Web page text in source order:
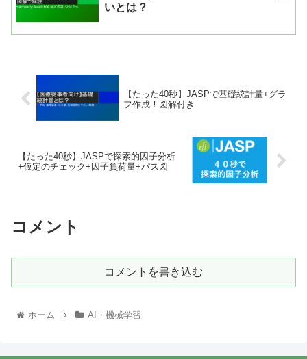
いとは？
【たった40秒】JASPで基礎統計量+グラ
フ作成！図解付き
【たった40秒】JASPで探索的因子分析
+仮定のチェック+因子負荷量+パス図
コメント
コメントを書き込む
ホーム AI・機械学習